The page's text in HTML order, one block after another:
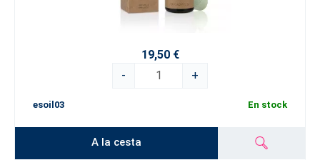
19,50 €
-
+
esoil03 En stock
A la cesta